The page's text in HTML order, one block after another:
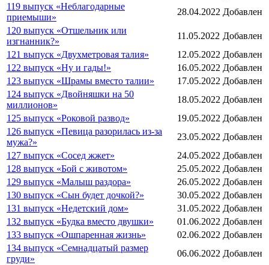
119 выпуск «Неблагодарные
приемыши»
28.04.2022 Добавлен
120 выпуск «Отшельник или
изгнанник?»
11.05.2022 Добавлен
121 выпуск «Двухметровая талия»
12.05.2022 Добавлен
122 выпуск «Ну и гады!»
16.05.2022 Добавлен
123 выпуск «Шрамы вместо талии»
17.05.2022 Добавлен
124 выпуск «Двойняшки на 50
миллионов»
18.05.2022 Добавлен
125 выпуск «Роковой развод»
19.05.2022 Добавлен
126 выпуск «Певица разорилась из-за
мужа?»
23.05.2022 Добавлен
127 выпуск «Сосед жжет»
24.05.2022 Добавлен
128 выпуск «Бой с животом»
25.05.2022 Добавлен
129 выпуск «Малыш раздора»
26.05.2022 Добавлен
130 выпуск «Сын будет дочкой?»
30.05.2022 Добавлен
131 выпуск «Недетский дом»
31.05.2022 Добавлен
132 выпуск «Будка вместо двушки»
01.06.2022 Добавлен
133 выпуск «Ошпаренная жизнь»
02.06.2022 Добавлен
134 выпуск «Семнадцатый размер
груди»
06.06.2022 Добавлен